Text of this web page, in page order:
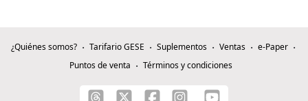
¿Quiénes somos? Tarifario GESE Suplementos Ventas
e-Paper
Puntos de venta
Términos y condiciones